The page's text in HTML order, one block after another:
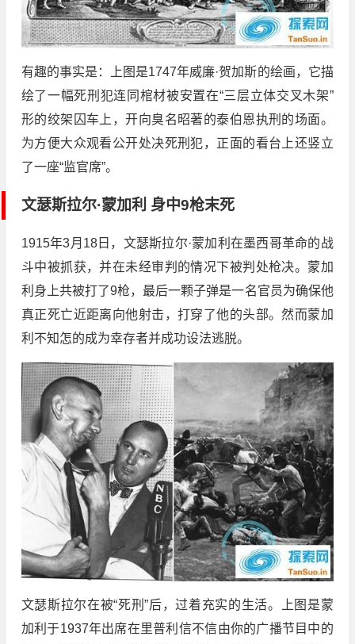
有趣的事实是：上图是1747年威廉·贺加斯的绘画，它描
绘了一幅死刑犯连同棺材被安置在“三层立体交叉木架”
形的绞架囚车上，开向臭名昭著的泰伯恩执刑的场面。
为方便大众观看公开处决死刑犯，正面的看台上还竖立
了一座“监官席”。
文瑟斯拉尔·蒙加利 身中9枪末死
1915年3月18日，文瑟斯拉尔·蒙加利在墨西哥革命的战
斗中被抓获，并在未经审判的情况下被判处枪决。蒙加
利身上共被打了9枪，最后一颗子弹是一名官员为确保他
真正死亡近距离向他射击，打穿了他的头部。然而蒙加
利不知怎的成为幸存者并成功设法逃脱。
文瑟斯拉尔在被“死刑”后，过着充实的生活。上图是蒙
加利于1937年出席在里普利信不信由你的广播节目中的